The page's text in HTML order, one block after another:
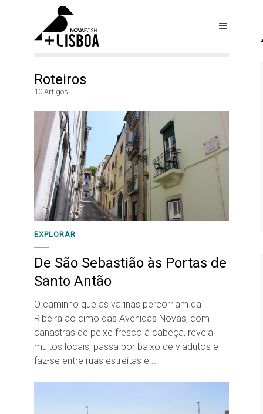
Roteiros
10 Artigos
EXPLORAR
De São Sebastião às Portas de
Santo Antão
O caminho que as varinas percorriam da
Ribeira ao cimo das Avenidas Novas, com
canastras de peixe fresco à cabeça, revela
muitos locais, passa por baixo de viadutos e
faz-se entre ruas estreitas e...